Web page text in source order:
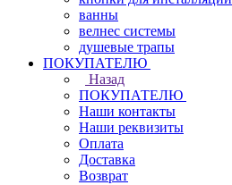
ванны
велнес системы
душевые трапы
ПОКУПАТЕЛЮ
Назад
ПОКУПАТЕЛЮ
Наши контакты
Наши реквизиты
Оплата
Доставка
Возврат